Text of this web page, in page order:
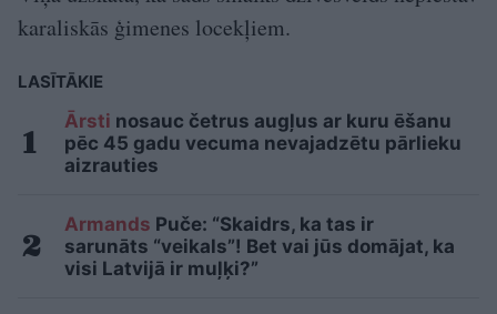
karaliskās ģimenes locekļiem.
LASĪTĀKIE
Ārsti nosauc četrus augļus ar kuru ēšanu
pēc 45 gadu vecuma nevajadzētu pārlieku
aizrauties
Armands Puče: “Skaidrs, ka tas ir
sarunāts “veikals”! Bet vai jūs domājat, ka
visi Latvijā ir muļķi?”